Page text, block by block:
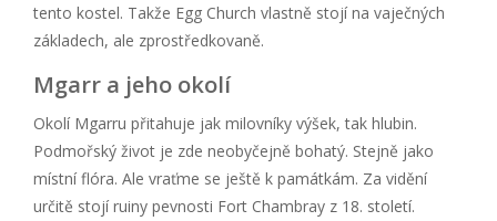
tento kostel. Takže Egg Church vlastně stojí na vaječných
základech, ale zprostředkovaně.
Mgarr a jeho okolí
Okolí Mgarru přitahuje jak milovníky výšek, tak hlubin.
Podmořský život je zde neobyčejně bohatý. Stejně jako
místní flóra. Ale vraťme se ještě k památkám. Za vidění
určitě stojí ruiny pevnosti Fort Chambray z 18. století.